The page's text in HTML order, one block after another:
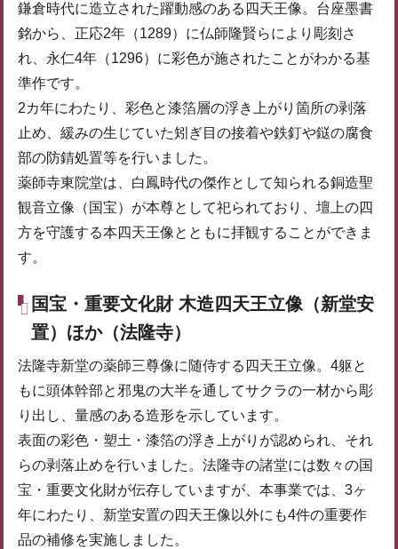
鎌倉時代に造立された躍動感のある四天王像。台座墨書
銘から、正応2年（1289）に仏師隆賢らにより彫刻さ
れ、永仁4年（1296）に彩色が施されたことがわかる基
準作です。
2カ年にわたり、彩色と漆箔層の浮き上がり箇所の剥落
止め、緩みの生じていた矧ぎ目の接着や鉄釘や鎹の腐食
部の防錆処置等を行いました。
薬師寺東院堂は、白鳳時代の傑作として知られる銅造聖
観音立像（国宝）が本尊として祀られており、壇上の四
方を守護する本四天王像とともに拝観することができま
す。
国宝・重要文化財 木造四天王立像（新堂安
置）ほか（法隆寺）
法隆寺新堂の薬師三尊像に随侍する四天王立像。4躯と
もに頭体幹部と邪鬼の大半を通してサクラの一材から彫
り出し、量感のある造形を示しています。
表面の彩色・塑土・漆箔の浮き上がりが認められ、それ
らの剥落止めを行いました。法隆寺の諸堂には数々の国
宝・重要文化財が伝存していますが、本事業では、3ヶ
年にわたり、新堂安置の四天王像以外にも4件の重要作
品の補修を実施しました。